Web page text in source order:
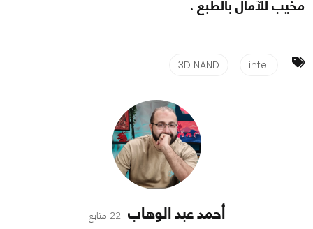
مخيب للآمال بالطبع .
intel
3D NAND
أحمد عبد الوهاب 22 متابع